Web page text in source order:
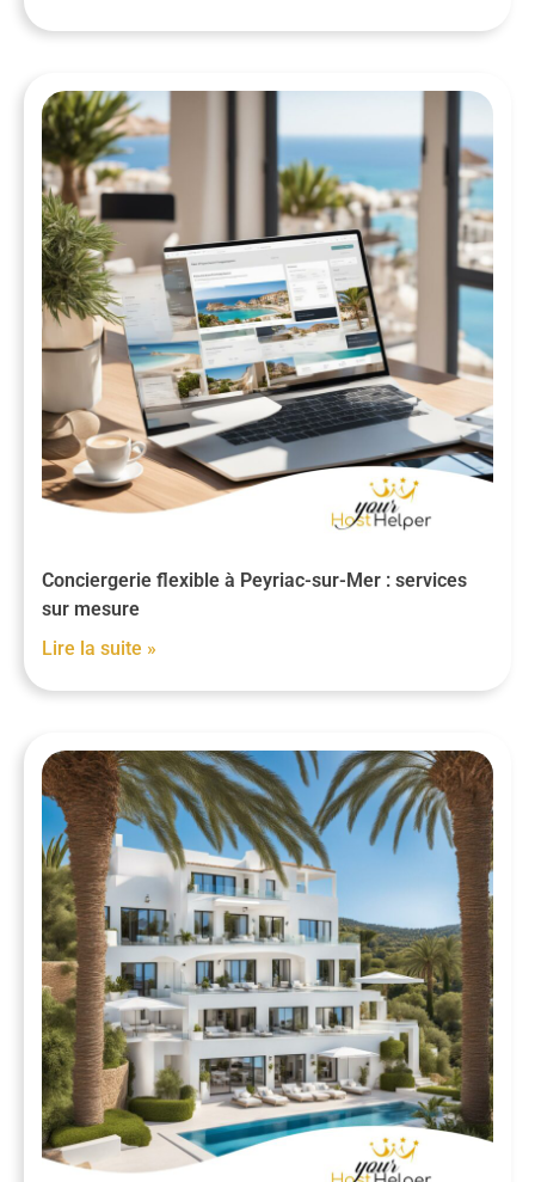
Conciergerie flexible à Peyriac-sur-Mer : services
sur mesure
Lire la suite »